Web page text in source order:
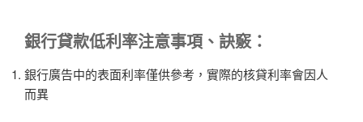
銀行貸款低利率注意事項、訣竅：
銀行廣告中的表面利率僅供參考，實際的核貸利率會因人
而異